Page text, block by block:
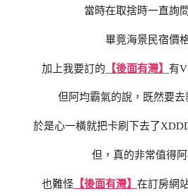
當時在取捨時一直詢
畢竟海景民宿價
加上我要訂的 【後面有灣】 有
但阿均霸氣的說，既然要
於是心一橫就把卡刷下去了
但，真的非常值得
也難怪 【後面有灣】 在訂房網